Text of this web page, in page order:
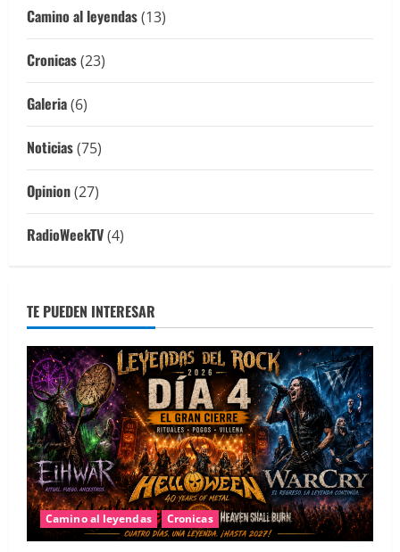
Camino al leyendas(13)
Cronicas(23)
Galeria(6)
Noticias(75)
Opinion(27)
RadioWeekTV(4)
TE PUEDEN INTERESAR
Camino al leyendas Cronicas